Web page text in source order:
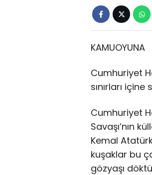
KAMUOYUNA
Cumhuriyet
sınırları
Cumhuriyet
Savaşı’nın
Kemal
kuşaklar bu
gözyaşı